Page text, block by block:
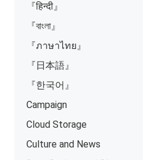
『हिन्दी』
『বাংলা』
『ภาษาไทย』
『日本語』
『한국어』
Campaign
Cloud Storage
Culture and News